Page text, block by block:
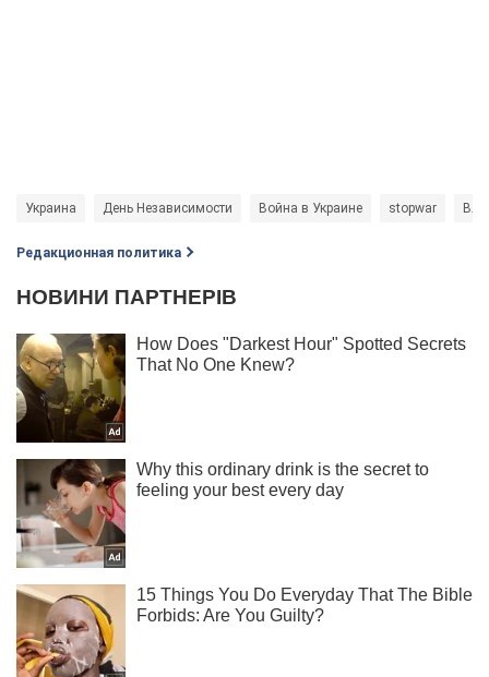
Украина День Независимости Война в Украине stopwar
Редакционная политика